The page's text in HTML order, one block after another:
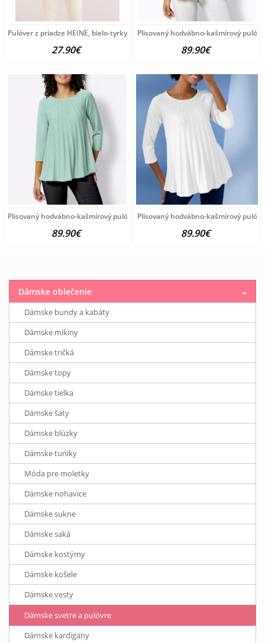
Pulóver z priadze HEINE, bielo-tyrkysový
27.90€
Plisovaný hodvábno-kašmírový
89.90€
Plisovaný hodvábno-kašmírový pulóver vzhľadom Création
89.90€
Plisovaný hodvábno-kašmírový
89.90€
Dámske oblečenie
Dámske bundy a kabáty
Dámske mikiny
Dámske tričká
Dámske topy
Dámske tielka
Dámske šaty
Dámske blúzky
Dámske tuniky
Móda pre moletky
Dámske nohavice
Dámske sukne
Dámske saká
Dámske kostýmy
Dámske košele
Dámske vesty
Dámske svetre a pulóvre
Dámske kardigany